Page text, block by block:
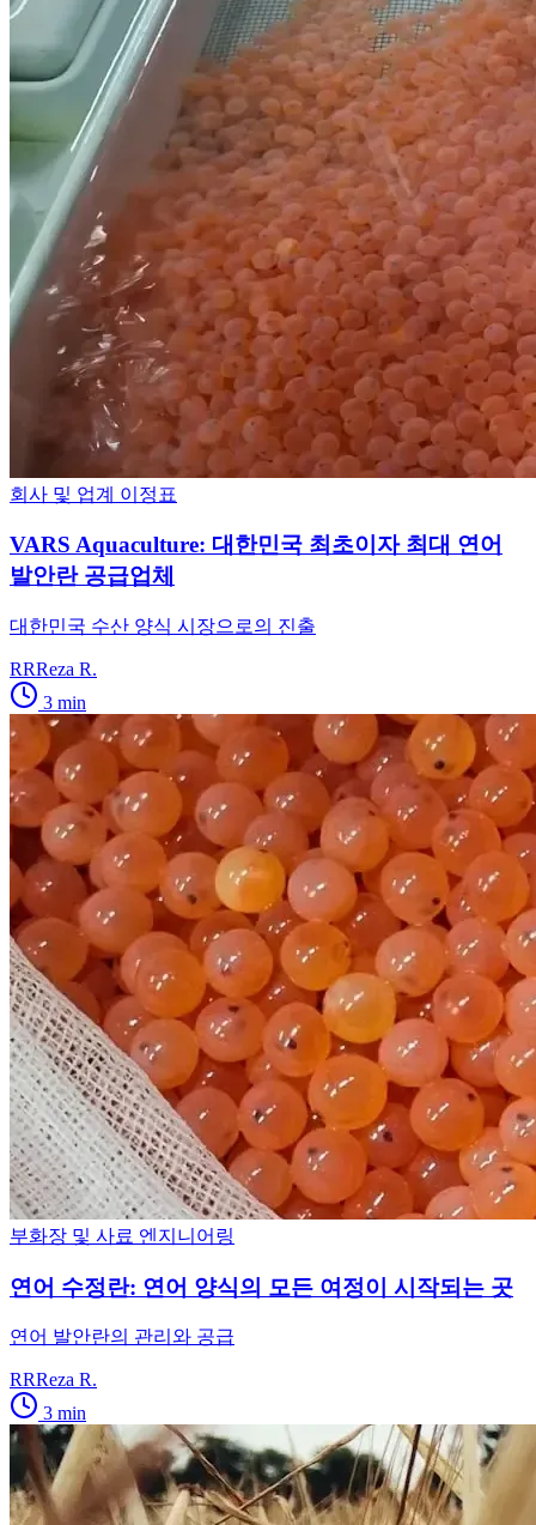
회사 및 업계 이정표
VARS Aquaculture: 대한민국 최초이자 최대 연어
발안란 공급업체
대한민국 수산 양식 시장으로의 진출
RRReza R.
3 min
부화장 및 사료 엔지니어링
연어 수정란: 연어 양식의 모든 여정이 시작되는 곳
연어 발안란의 관리와 공급
RRReza R.
3 min